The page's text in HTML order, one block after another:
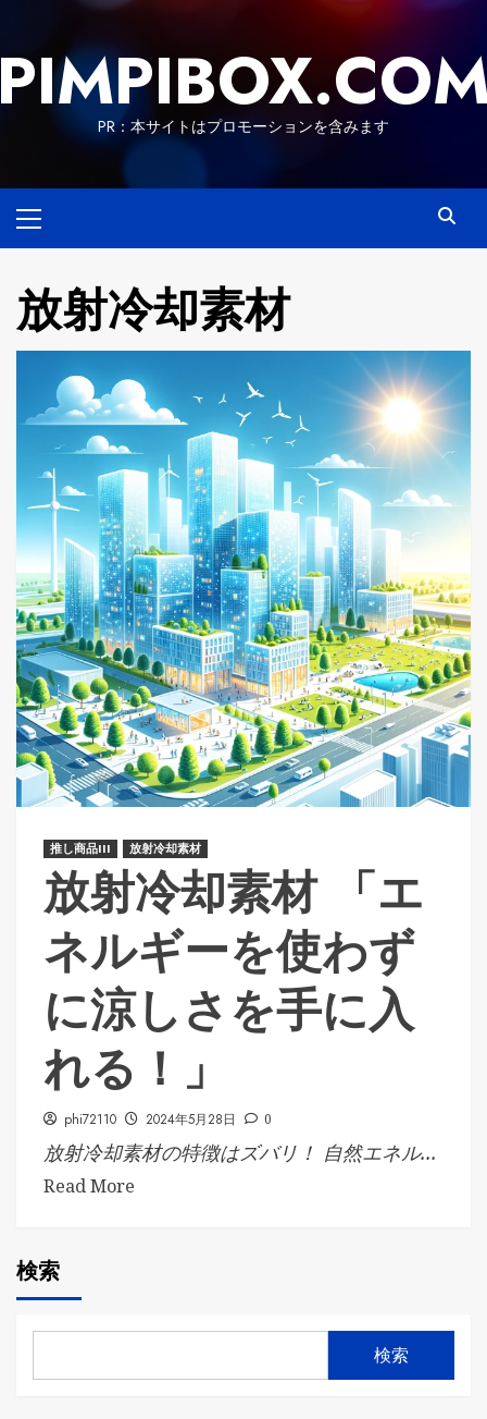
content
PR：本サイトはプロモーションを含みます
Menu
放射冷却素材
推し商品III 放射冷却素材
放射冷却素材 「エ
ネルギーを使わず
に涼しさを手に入
れる！」
phi72110 2024年5月28日 0
放射冷却素材の特徴はズバリ！ 自然エネル...
Read More
検索
検索